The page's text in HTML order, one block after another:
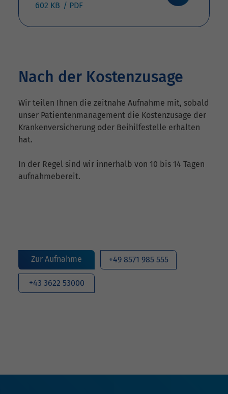
602 KB
Nach der Kostenzusage
Wir teilen Ihnen die zeitnahe Aufnahme mit, sobald
unser Patientenmanagement die Kostenzusage der
Krankenversicherung oder Beihilfestelle erhalten
hat.
In der Regel sind wir innerhalb von 10 bis 14 Tagen
aufnahmebereit.
Zur Aufnahme +49 8571 985 555
+43 3622 53000